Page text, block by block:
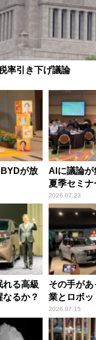
率引き下げ議論
が放
AIに議論が
夏季セミナ
2026.07.23
れる高級
なるか？
その手が
業とロボ
2026.07.15